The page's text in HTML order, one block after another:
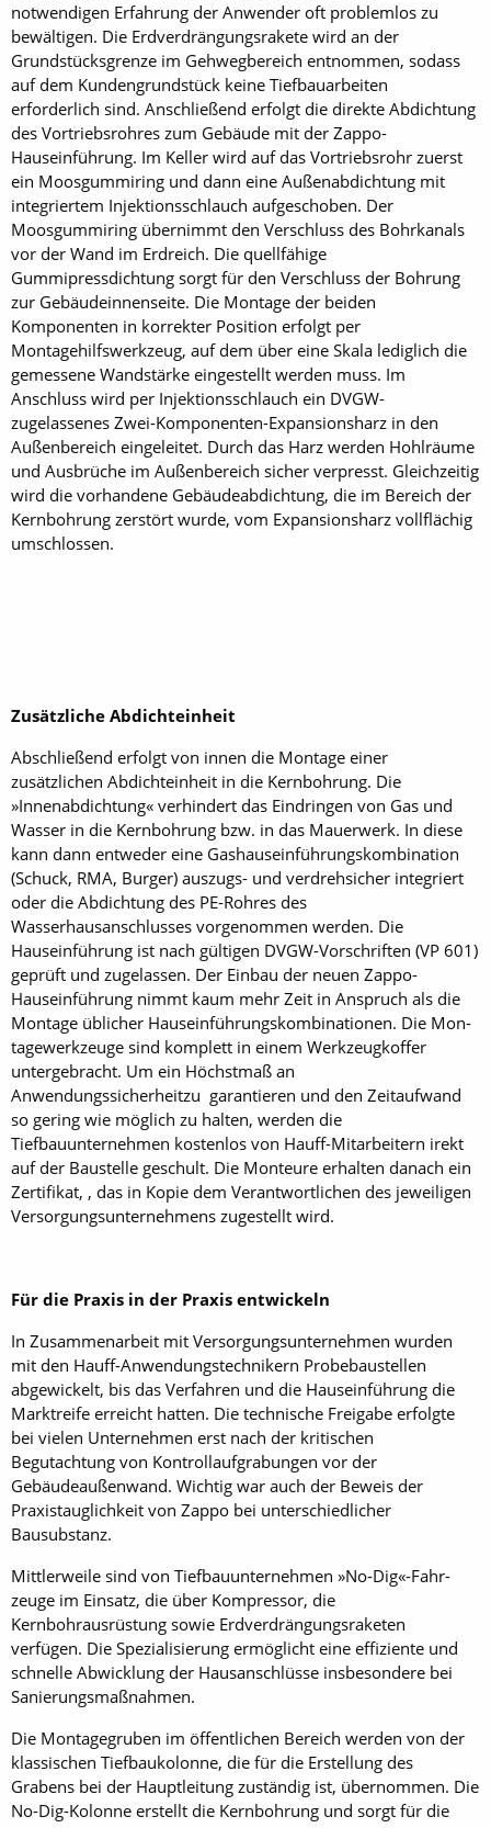
notwendigen Erfahrung der Anwender oft problemlos zu
bewältigen. Die Erdverdrängungsrakete wird an der
Grundstücksgrenze im Gehwegbereich entnommen, sodass
auf dem Kundengrundstück keine Tiefbauarbeiten
erforderlich sind. Anschließend erfolgt die direkte Abdichtung
des Vortriebsrohres zum Gebäude mit der Zappo-
Hauseinführung. Im Keller wird auf das Vortriebsrohr zuerst
ein Moosgummiring und dann eine Außenabdichtung mit
integriertem Injektionsschlauch aufgeschoben. Der
Moosgummiring übernimmt den Verschluss des Bohrkanals
vor der Wand im Erdreich. Die quellfähige
Gummipressdichtung sorgt für den Verschluss der Bohrung
zur Gebäu­de­innenseite. Die Montage der beiden
Komponenten in korrekter Position erfolgt per
Montagehilfswerkzeug, auf dem über eine Skala lediglich die
gemessene Wandstärke eingestellt werden muss. Im
Anschluss wird per Injektionsschlauch ein DVGW-
zugelassenes Zwei-Komponenten-Expansionsharz in den
Außenbereich eingeleitet. Durch das Harz werden Hohlräume
und Ausbrüche im Außenbereich sicher verpresst. Gleichzeitig
wird die vorhandene Gebäudeabdichtung, die im Bereich der
Kernbohrung zerstört wurde, vom Expansionsharz vollflächig
umschlossen.
Zusätzliche Abdichteinheit
Abschließend erfolgt von innen die Montage einer
zusätzlichen Abdichteinheit in die Kernbohrung. Die
»Innenabdichtung« verhindert das Eindringen von Gas und
Wasser in die Kernbohrung bzw. in das Mauerwerk. In diese
kann dann entweder eine Gashauseinführungskombination
(Schuck, RMA, Burger) auszugs- und verdrehsicher integriert
oder die Abdichtung des PE-Rohres des
Wasserhausanschlusses vorgenommen werden. Die
Hauseinführung ist nach gültigen DVGW-Vorschriften (VP 601)
geprüft und zugelassen. Der Einbau der neuen Zappo-
Hauseinführung nimmt kaum mehr Zeit in Anspruch als die
Montage üblicher Haus­einführungskombinationen. Die Mon­
tagewerkzeuge sind komplett in einem Werkzeugkoffer
untergebracht. Um ein Höchstmaß an
Anwendungssicherheitzu garantieren und den Zeitaufwand
so gering wie möglich zu halten, werden die
Tiefbauunternehmen kostenlos von Hauff-Mitarbeitern irekt
auf der Baustelle geschult. Die Monteure erhalten danach ein
Zertifikat, , das in Kopie dem Verantwortlichen des jeweiligen
Versorgungsunternehmens zugestellt wird.
Für die Praxis in der Praxis entwickeln
In Zusammenarbeit mit Versorgungsunternehmen wurden
mit den Hauff-Anwendungstechnikern Probebaustellen
abgewickelt, bis das Verfahren und die Hauseinführung die
Marktreife erreicht hatten. Die technische Freigabe erfolgte
bei vielen Unternehmen erst nach der kritischen
Begutachtung von Kontrollaufgrabungen vor der
Gebäudeaußenwand. Wichtig war auch der Beweis der
Praxistauglichkeit von Zappo bei unterschiedlicher
Bausubstanz.
Mittlerweile sind von Tiefbauunternehmen »No-Dig«-Fahr­
zeuge im Einsatz, die über Kompressor, die
Kernbohrausrüstung sowie Erdverdrängungsraketen
verfügen. Die Spezialisierung ermöglicht eine effiziente und
schnelle Abwicklung der Hausanschlüsse insbesondere bei
Sanierungsmaßnahmen.
Die Montagegruben im öffentlichen Bereich werden von der
klassischen Tiefbaukolonne, die für die Erstellung des
Grabens bei der Hauptleitung zuständig ist, übernommen. Die
No-Dig-Kolonne erstellt die Kernbohrung und sorgt für die